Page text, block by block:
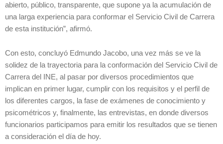
abierto, público, transparente, que supone ya la acumulación de
una larga experiencia para conformar el Servicio Civil de Carrera
de esta institución”, afirmó.
Con esto, concluyó Edmundo Jacobo, una vez más se ve la
solidez de la trayectoria para la conformación del Servicio Civil de
Carrera del INE, al pasar por diversos procedimientos que
implican en primer lugar, cumplir con los requisitos y el perfil de
los diferentes cargos, la fase de exámenes de conocimiento y
psicométricos y, finalmente, las entrevistas, en donde diversos
funcionarios participamos para emitir los resultados que se tienen
a consideración el día de hoy.